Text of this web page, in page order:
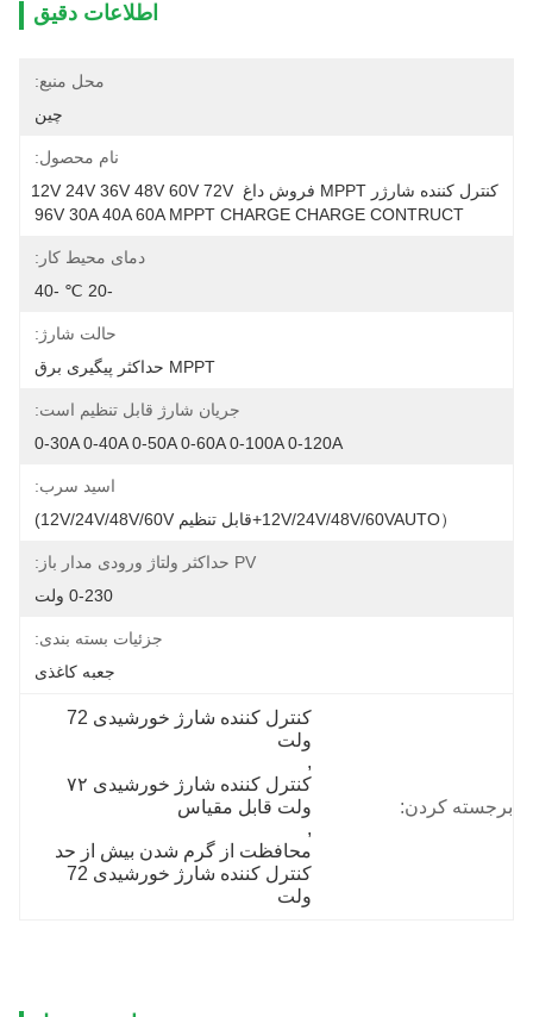
اطلاعات دقیق
محل منبع:
چین
نام محصول:
کنترل کننده شارژر MPPT فروش داغ 12V 24V 36V 48V 60V 72V
96V 30A 40A 60A MPPT CHARGE CHARGE CONTRUCT
دمای محیط کار:
حالت شارژ:
MPPT حداکثر پیگیری برق
جریان شارژ قابل تنظیم است:
0-30A 0-40A 0-50A 0-60A 0-100A 0-120A
اسید سرب:
PV حداکثر ولتاژ ورودی مدار باز:
0-230 ولت
جزئیات بسته بندی:
جعبه کاغذی
برجسته کردن:
کنترل کننده شارژ خورشیدی 72
ولت
,
کنترل کننده شارژ خورشیدی ۷۲
ولت قابل مقیاس
,
محافظت از گرم شدن بیش از حد
کنترل کننده شارژ خورشیدی 72
ولت